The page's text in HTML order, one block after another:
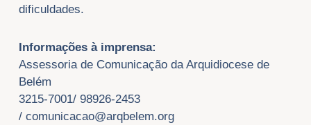
dificuldades.
Informações à imprensa:
Assessoria de Comunicação da Arquidiocese de
Belém
3215-7001/ 98926-2453
/ comunicacao@arqbelem.org